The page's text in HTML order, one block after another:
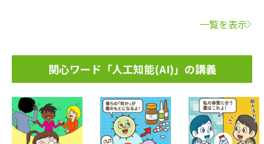
一覧を表示
関心ワード「人工知能(AI)」の講義